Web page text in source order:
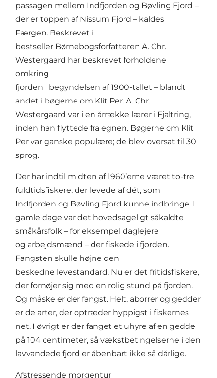
passagen mellem Indfjorden og Bøvling Fjord –
der er toppen af Nissum Fjord – kaldes
Færgen. Beskrevet i
bestseller Børnebogsforfatteren A. Chr.
Westergaard har beskrevet forholdene
omkring
fjorden i begyndelsen af 1900-tallet – blandt
andet i bøgerne om Klit Per. A. Chr.
Westergaard var i en årrække lærer i Fjaltring,
inden han flyttede fra egnen. Bøgerne om Klit
Per var ganske populære; de blev oversat til 30
sprog.
Der har indtil midten af 1960’erne været to-tre
fuldtidsfiskere, der levede af dét, som
Indfjorden og Bøvling Fjord kunne indbringe. I
gamle dage var det hovedsageligt såkaldte
småkårsfolk – for eksempel daglejere
og arbejdsmænd – der fiskede i fjorden.
Fangsten skulle højne den
beskedne levestandard. Nu er det fritidsfiskere,
der fornøjer sig med en rolig stund på fjorden.
Og måske er der fangst. Helt, aborrer og gedder
er de arter, der optræder hyppigst i fiskernes
net. I øvrigt er der fanget et uhyre af en gedde
på 104 centimeter, så vækstbetingelserne i den
lavvandede fjord er åbenbart ikke så dårlige.
Afstressende morgentur